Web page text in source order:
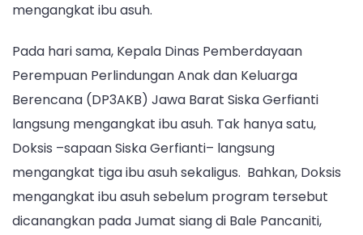
mengangkat ibu asuh.
Pada hari sama, Kepala Dinas Pemberdayaan
Perempuan Perlindungan Anak dan Keluarga
Berencana (DP3AKB) Jawa Barat Siska Gerfianti
langsung mengangkat ibu asuh. Tak hanya satu,
Doksis –sapaan Siska Gerfianti– langsung
mengangkat tiga ibu asuh sekaligus. Bahkan, Doksis
mengangkat ibu asuh sebelum program tersebut
dicanangkan pada Jumat siang di Bale Pancaniti,